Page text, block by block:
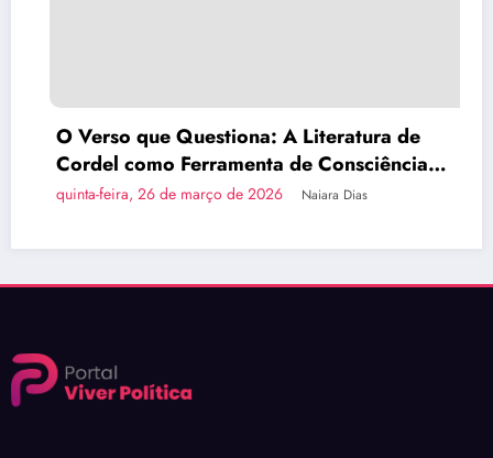
O Verso que Questiona: A Literatura de
Cordel como Ferramenta de Consciência
Política
quinta-feira, 26 de março de 2026 Naiara Dias